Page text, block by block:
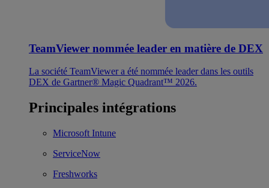
TeamViewer nommée leader en matière de DEX
La société TeamViewer a été nommée leader dans les outils
DEX de Gartner® Magic Quadrant™ 2026.
Principales intégrations
Microsoft Intune
ServiceNow
Freshworks